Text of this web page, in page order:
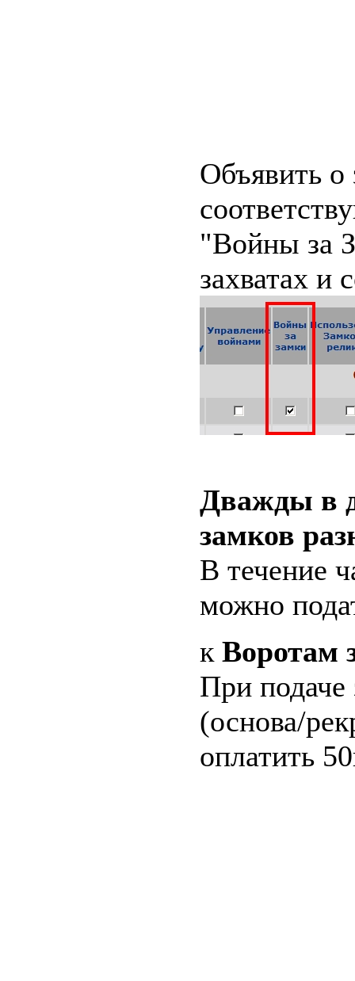
Объявить о
"Войны за
захватах и
Дважды в
замков
В течение
можно
к Воротам
При подаче
(основа/
оплатить